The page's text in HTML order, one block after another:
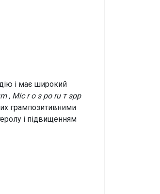
і має широкий
, Міс r о s ро ru т spp
грампозитивними
і підвищенням